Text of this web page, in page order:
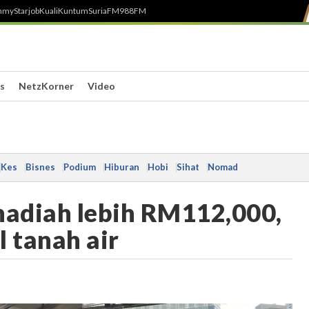
myStarjobKualiKuntumSuriaFM988FM
NetzKorner Video
Kes Bisnes Podium Hiburan Hobi Sihat Nomad
lebih RM112,000,
tanah air